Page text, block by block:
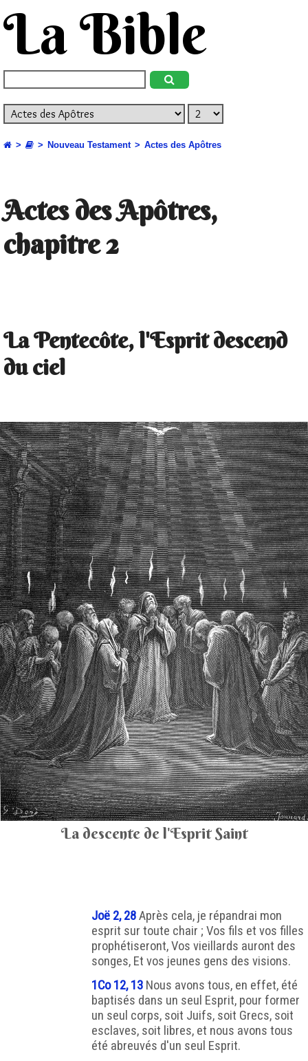
La Bible
Nouveau Testament Actes des Apôtres
Actes des Apôtres,
chapitre 2
La Pentecôte, l'Esprit descend
du ciel
La descente de l'Esprit Saint
Joë 2, 28Après cela, je répandrai mon
esprit sur toute chair ; Vos fils et vos filles
prophétiseront, Vos vieillards auront des
songes, Et vos jeunes gens des visions.
1Co 12, 13 Nous avons tous, en effet, été
baptisés dans un seul Esprit, pour former
un seul corps, soit Juifs, soit Grecs, soit
esclaves, soit libres, et nous avons tous
été abreuvés d'un seul Esprit.